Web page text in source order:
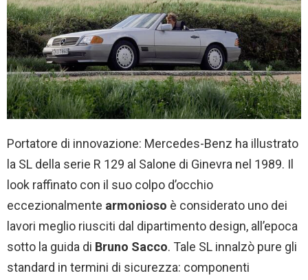
Portatore di innovazione: Mercedes-Benz ha illustrato
la SL della serie R 129 al Salone di Ginevra nel 1989. Il
look raffinato con il suo colpo d’occhio
eccezionalmente armonioso è considerato uno dei
lavori meglio riusciti dal dipartimento design, all’epoca
sotto la guida di Bruno Sacco. Tale SL innalzò pure gli
standard in termini di sicurezza: componenti